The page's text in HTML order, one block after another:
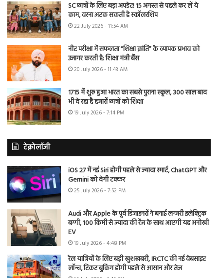
SC छात्रों के लिए बड़ा अपडेट! 15 अगस्त से पहले कर लें ये
काम, वरना अटक सकती है स्कॉलरशिप
22 July 2026 - 11:54 AM
नीट परीक्षा में सफलता “शिक्षा क्रांति” के व्यापक प्रभाव को
उजागर करती है: शिक्षा मंत्री बैंस
20 July 2026 - 11:43 AM
1715 में शुरू हुआ भारत का सबसे पुराना स्कूल, 300 साल बाद
भी दे रहा है हजारों छात्रों को शिक्षा
19 July 2026 - 7:14 PM
टेक्नोलॉजी
iOS 27 में नई Siri होगी पहले से ज्यादा स्मार्ट, ChatGPT और
Gemini को देगी टक्कर
25 July 2026 - 7:52 PM
Audi और Apple के पूर्व डिजाइनरों ने बनाई लग्जरी इलेक्ट्रिक
बग्गी, 100 किमी से ज्यादा की रेंज के साथ आएगी यह अनोखी
EV
19 July 2026 - 4:48 PM
रेल यात्रियों के लिए बड़ी खुशखबरी, IRCTC की नई वेबसाइट
लॉन्च, टिकट बुकिंग होगी पहले से आसान और तेज